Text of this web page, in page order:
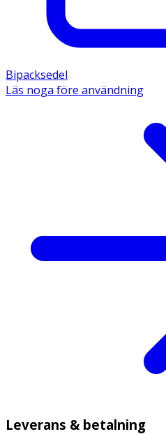
Bipacksedel
Läs noga före användning
Leverans & betalning